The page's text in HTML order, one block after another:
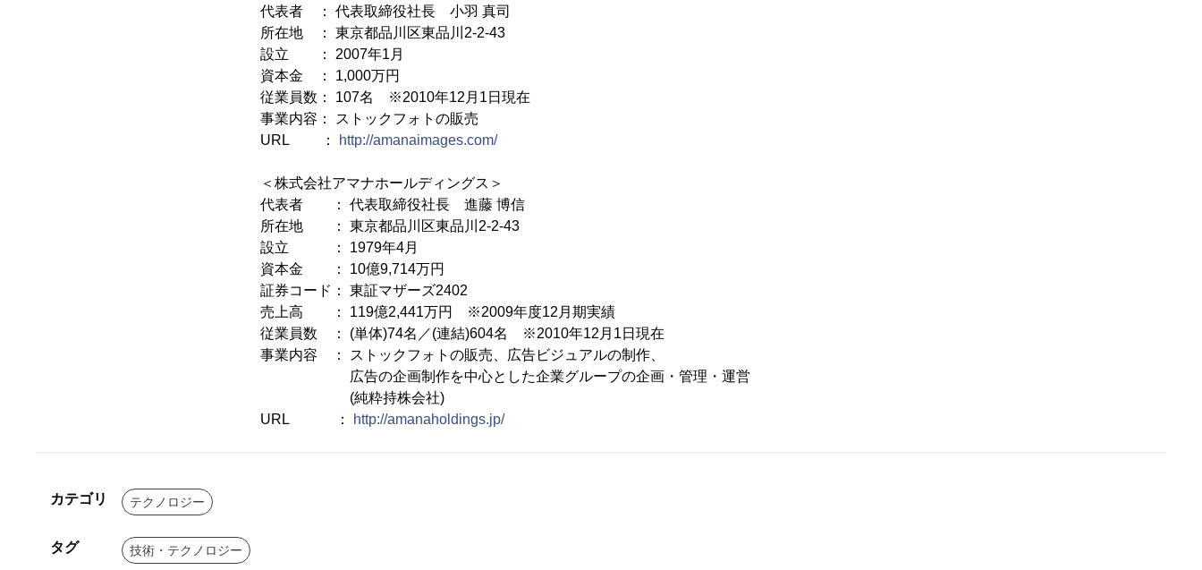
代表者 ： 代表取締役社長 小羽 真司
所在地 ： 東京都品川区東品川2-2-43
設立 ： 2007年1月
資本金 ： 1,000万円
従業員数： 107名 ※2010年12月1日現在
事業内容： ストックフォトの販売
URL ：
http://amanaimages.com/
＜株式会社アマナホールディングス＞
代表者 ： 代表取締役社長 進藤 博信
所在地 ： 東京都品川区東品川2-2-43
設立 ： 1979年4月
資本金 ： 10億9,714万円
証券コード： 東証マザーズ2402
売上高 ： 119億2,441万円 ※2009年度12月期実績
従業員数 ： (単体)74名／(連結)604名 ※2010年12月1日現在
事業内容 ： ストックフォトの販売、広告ビジュアルの制作、
広告の企画制作を中心とした企業グループの企画・管理・運営
(純粋持株会社)
URL ：
http://amanaholdings.jp/
カテゴリ テクノロジー
タグ 技術・テクノロジー